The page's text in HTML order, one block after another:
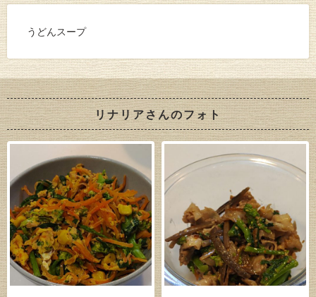
うどんスープ
リナリアさんのフォト